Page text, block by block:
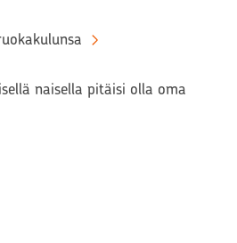
naisella pitäisi olla oma